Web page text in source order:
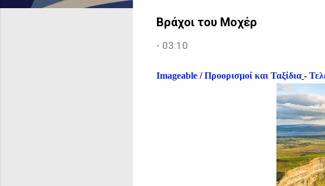
Βράχοι του Μοχέρ
- 03:10
Imageable /Προορισμοί και Ταξίδια -